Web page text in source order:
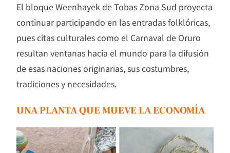
El bloque Weenhayek de Tobas Zona Sud proyecta
continuar participando en las entradas folklóricas,
pues citas culturales como el Carnaval de Oruro
resultan ventanas hacia el mundo para la difusión
de esas naciones originarias, sus costumbres,
tradiciones y necesidades.
UNA PLANTA QUE MUEVE LA ECONOMÍA